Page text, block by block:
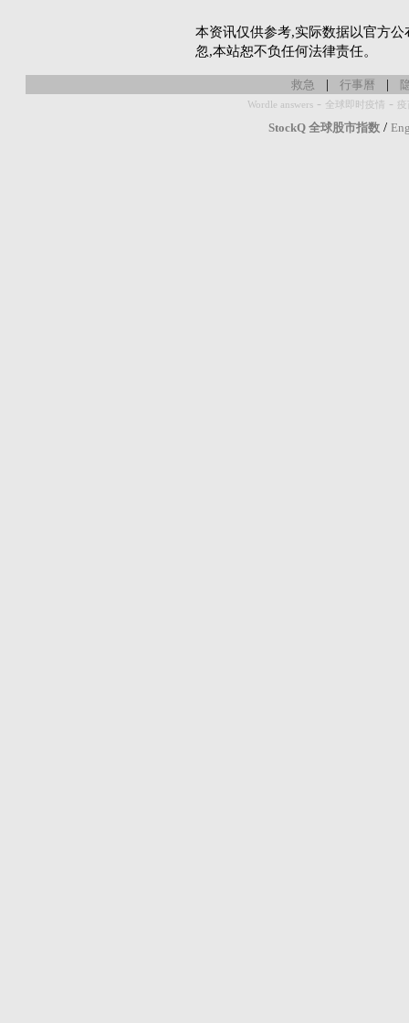
本资讯仅供参考,实际数据以官方
忽,本站恕不负任何法律责任。
救急 | 行事曆 |
Wordle answers - 全球即时疫情 -
StockQ 全球股市指数 /